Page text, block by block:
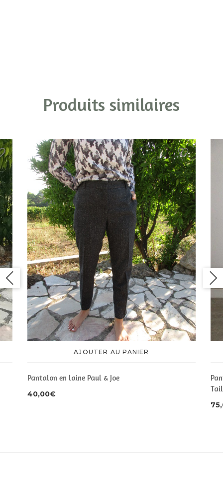
Produits similaires
AJOUTER AU PANIER
Pantalon en laine Paul & Joe
40,00€